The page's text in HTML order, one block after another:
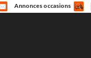
Annonces occasions